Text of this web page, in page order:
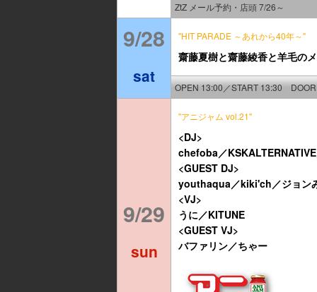
ZtZ メール予約・店頭 7/26～
9/28
sat
"HIT PARADE ～あれから40年～"
齋藤夏樹と齋藤綾香と羊毛の
OPEN 13:00／START 13:30
9/29
sun
"アニジャム vol.21"
<DJ>
chefoba／
<GUEST DJ>
youthaqua‬／‪kiki'ch‬／‪ジョン
<VJ>
うに／KITUNE
<GUEST VJ>
バファリン／ちゃー